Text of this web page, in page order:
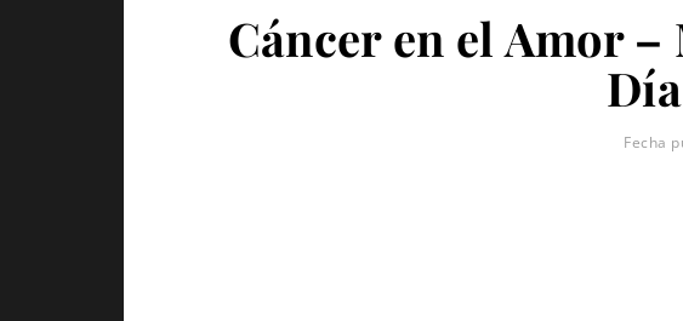
Cáncer en el Amor –
Fecha